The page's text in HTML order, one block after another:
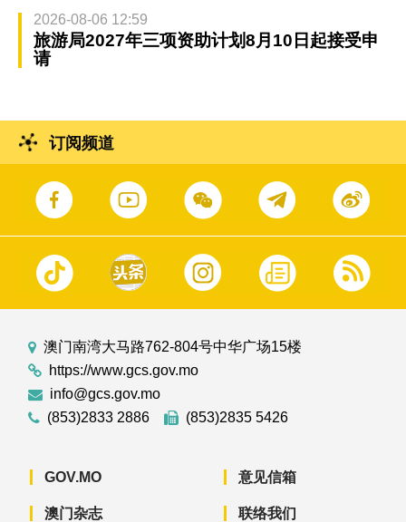
2026-08-06 12:59
旅游局2027年三项资助计划8月10日起接受申
请
订阅频道
澳门南湾大马路762-804号中华广场15楼
https://www.gcs.gov.mo
info@gcs.gov.mo
(853)2833 2886
(853)2835 5426
GOV.MO
澳门杂志
意见信箱
联络我们